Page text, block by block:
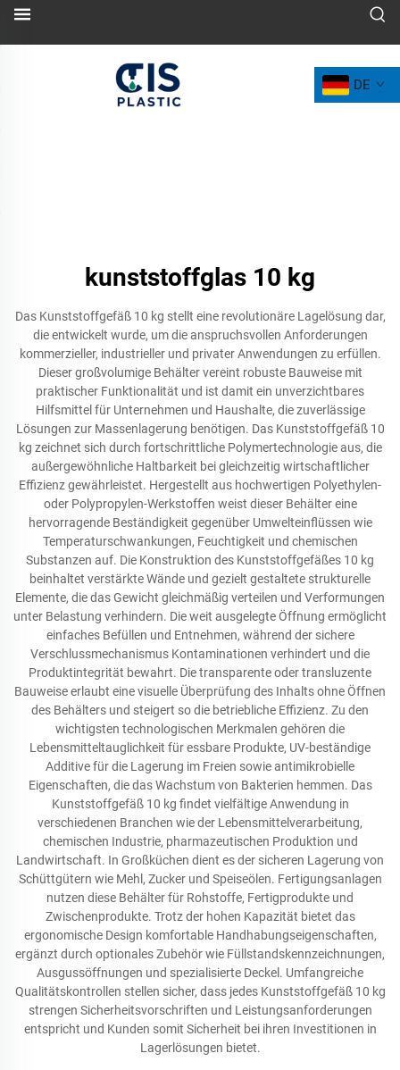
DE
kunststoffglas 10 kg
Das Kunststoffgefäß 10 kg stellt eine revolutionäre Lagelösung dar,
die entwickelt wurde, um die anspruchsvollen Anforderungen
kommerzieller, industrieller und privater Anwendungen zu erfüllen.
Dieser großvolumige Behälter vereint robuste Bauweise mit
praktischer Funktionalität und ist damit ein unverzichtbares
Hilfsmittel für Unternehmen und Haushalte, die zuverlässige
Lösungen zur Massenlagerung benötigen. Das Kunststoffgefäß 10
kg zeichnet sich durch fortschrittliche Polymertechnologie aus, die
außergewöhnliche Haltbarkeit bei gleichzeitig wirtschaftlicher
Effizienz gewährleistet. Hergestellt aus hochwertigen Polyethylen-
oder Polypropylen-Werkstoffen weist dieser Behälter eine
hervorragende Beständigkeit gegenüber Umwelteinflüssen wie
Temperaturschwankungen, Feuchtigkeit und chemischen
Substanzen auf. Die Konstruktion des Kunststoffgefäßes 10 kg
beinhaltet verstärkte Wände und gezielt gestaltete strukturelle
Elemente, die das Gewicht gleichmäßig verteilen und Verformungen
unter Belastung verhindern. Die weit ausgelegte Öffnung ermöglicht
einfaches Befüllen und Entnehmen, während der sichere
Verschlussmechanismus Kontaminationen verhindert und die
Produktintegrität bewahrt. Die transparente oder transluzente
Bauweise erlaubt eine visuelle Überprüfung des Inhalts ohne Öffnen
des Behälters und steigert so die betriebliche Effizienz. Zu den
wichtigsten technologischen Merkmalen gehören die
Lebensmitteltauglichkeit für essbare Produkte, UV-beständige
Additive für die Lagerung im Freien sowie antimikrobielle
Eigenschaften, die das Wachstum von Bakterien hemmen. Das
Kunststoffgefäß 10 kg findet vielfältige Anwendung in
verschiedenen Branchen wie der Lebensmittelverarbeitung,
chemischen Industrie, pharmazeutischen Produktion und
Landwirtschaft. In Großküchen dient es der sicheren Lagerung von
Schüttgütern wie Mehl, Zucker und Speiseölen. Fertigungsanlagen
nutzen diese Behälter für Rohstoffe, Fertigprodukte und
Zwischenprodukte. Trotz der hohen Kapazität bietet das
ergonomische Design komfortable Handhabungseigenschaften,
ergänzt durch optionales Zubehör wie Füllstandskennzeichnungen,
Ausgussöffnungen und spezialisierte Deckel. Umfangreiche
Qualitätskontrollen stellen sicher, dass jedes Kunststoffgefäß 10 kg
strengen Sicherheitsvorschriften und Leistungsanforderungen
entspricht und Kunden somit Sicherheit bei ihren Investitionen in
Lagerlösungen bietet.